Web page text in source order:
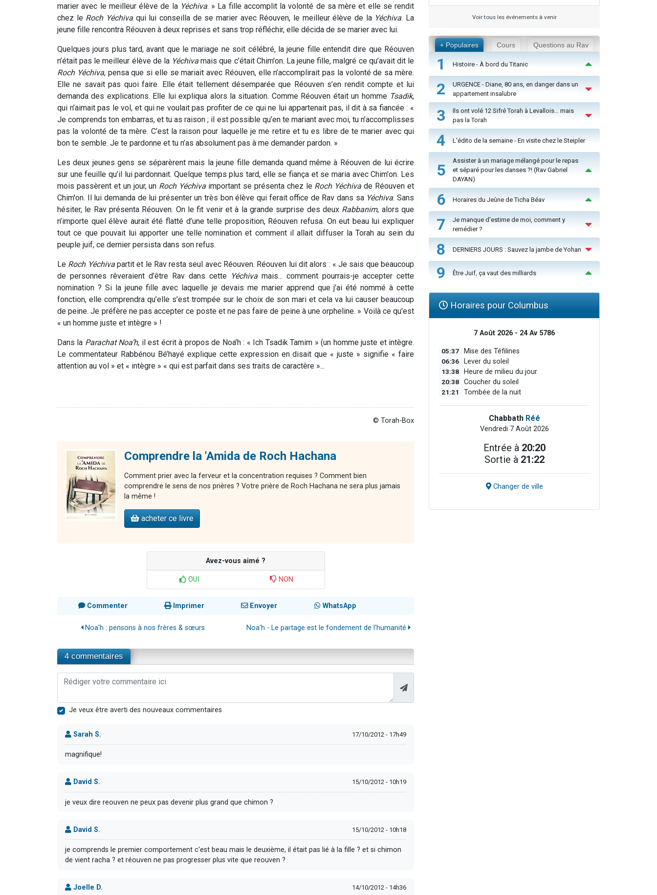
marier avec le meilleur élève de la Yéchiva. » La fille accomplit la volonté de sa mère et elle se rendit
chez leRoch Yéchiva qui lui conseilla de se marier avec Réouven, le meilleur élève de la Yéchiva. La
jeune fille rencontra Réouven à deux reprises et sans trop réfléchir, elle décida de se marier avec lui.
Quelques jours plus tard, avant que le mariage ne soit célébré, la jeune fille entendit dire que Réouven
n’était pas le meilleur élève de la Yéchiva mais que c’était Chim'on. La jeune fille, malgré ce qu’avait dit le
Roch Yéchiva, pensa que si elle se mariait avec Réouven, elle n’accomplirait pas la volonté de sa mère.
Elle ne savait pas quoi faire. Elle était tellement désemparée que Réouven s’en rendit compte et lui
demanda des explications. Elle lui expliqua alors la situation. Comme Réouven était un homme Tsadik,
qui n’aimait pas le vol, et qui ne voulait pas profiter de ce qui ne lui appartenait pas, il dit à sa fiancée : «
Je comprends ton embarras, et tu as raison ; il est possible qu’en te mariant avec moi, tu n’accomplisses
pas la volonté de ta mère. C’est la raison pour laquelle je me retire et tu es libre de te marier avec qui
bon te semble. Je te pardonne et tu n’as absolument pas à me demander pardon. »
Les deux jeunes gens se séparèrent mais la jeune fille demanda quand même à Réouven de lui écrire
sur une feuille qu’il lui pardonnait. Quelque temps plus tard, elle se fiança et se maria avec Chim'on. Les
mois passèrent et un jour, un Roch Yéchiva important se présenta chez leRoch Yéchiva de Réouven et
Chim'on. Il lui demanda de lui présenter un très bon élève qui ferait office de Rav dans sa Yéchiva. Sans
hésiter, le Rav présenta Réouven. On le fit venir et à la grande surprise des deux Rabbanim, alors que
n’importe quel élève aurait été flatté d’une telle proposition, Réouven refusa. On eut beau lui expliquer
tout ce que pouvait lui apporter une telle nomination et comment il allait diffuser la Torah au sein du
peuple juif, ce dernier persista dans son refus.
Le Roch Yéchivapartit et le Rav resta seul avec Réouven. Réouven lui dit alors : « Je sais que beaucoup
de personnes rêveraient d’être Rav dans cette Yéchiva mais... comment pourrais-je accepter cette
nomination ? Si la jeune fille avec laquelle je devais me marier apprend que j’ai été nommé à cette
fonction, elle comprendra qu’elle s’est trompée sur le choix de son mari et cela va lui causer beaucoup
de peine. Je préfère ne pas accepter ce poste et ne pas faire de peine à une orpheline. » Voilà ce qu'est
« un homme juste et intègre » !
Dans la Parachat Noa’h, il est écrit à propos de Noa’h : « Ich Tsadik Tamim » (un homme juste et intègre.
Le commentateur Rabbénou Bé’hayé explique cette expression en disait que « juste » signifie « faire
attention au vol » et « intègre » « qui est parfait dans ses traits de caractère »...
© Torah-Box
Comprendre la 'Amida de Roch Hachana
Comment prier avec la ferveur et la concentration requises ? Comment bien
comprendre le sens de nos prières ? Votre prière de Roch Hachana ne sera plus jamais
la même !
acheter ce livre
Avez-vous aimé ?
OUI NON
Commenter Imprimer Envoyer WhatsApp
Noa'h : pensons à nos frères & sœurs Noa'h - Le partage est le fondement de l'humanité
4 commentaires
Je veux être averti des nouveaux commentaires
Sarah S. 17/10/2012 - 17h49
magnifique!
David S. 15/10/2012 - 10h19
je veux dire reouven ne peux pas devenir plus grand que chimon ?
David S. 15/10/2012 - 10h18
je comprends le premier comportement c'est beau mais le deuxième, il était pas lié à la fille ? et si chimon
de vient racha ? et réouven ne pas progresser plus vite que reouven ?
Joelle D. 14/10/2012 - 14h36
Voir tous les événements à venir
+ Populaires Cours Questions au Rav
1 Histoire - À bord du Titanic
2
URGENCE - Diane, 80 ans, en danger dans un
appartement insalubre
3
Ils ont volé 12 Sifré Torah à Levallois… mais
pas la Torah
4 L'édito de la semaine - En visite chez le Steipler
5
Assister à un mariage mélangé pour le repas
et séparé pour les danses ?! (Rav Gabriel
DAYAN)
6 Horaires du Jeûne de Ticha Béav
7
Je manque d'estime de moi, comment y
remédier ?
8 DERNIERS JOURS : Sauvez la jambe de Yohan
9 Être Juif, ça vaut des milliards
Horaires pour Columbus
7 Août 2026 - 24 Av 5786
05:37 Mise des Téfilines
06:36 Lever du soleil
13:38 Heure de milieu du jour
20:38 Coucher du soleil
21:21 Tombée de la nuit
Chabbath Réé
Vendredi 7 Août 2026
Entrée à 20:20
Sortie à 21:22
Changer de ville